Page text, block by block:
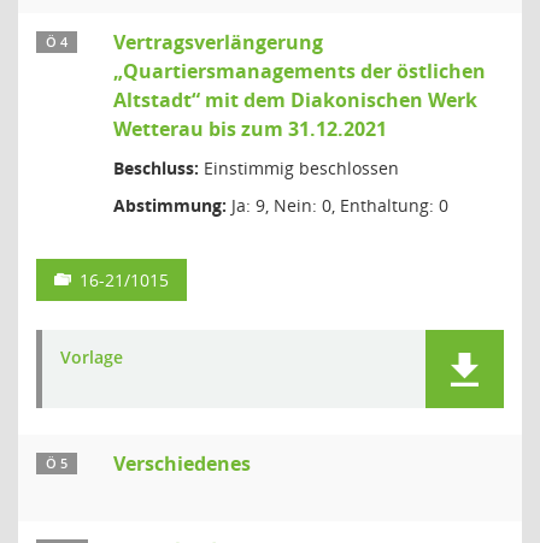
Ö 4
Vertragsverlängerung
„Quartiersmanagements der östlichen
Altstadt“ mit dem Diakonischen Werk
Wetterau bis zum 31.12.2021
Beschluss: Einstimmig beschlossen
Abstimmung: Ja: 9, Nein: 0, Enthaltung: 0
16-21/1015
Vorlage
Ö 5 Verschiedenes